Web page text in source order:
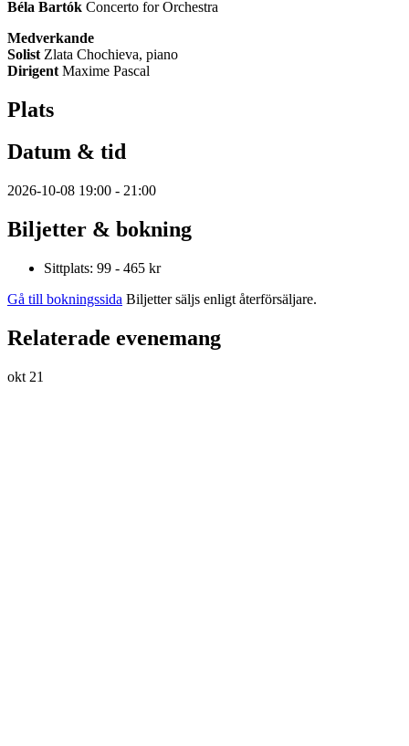
Béla Bartók Concerto for Orchestra
Medverkande
Solist Zlata Chochieva, piano
Dirigent Maxime Pascal
Plats
Datum & tid
2026-10-08 19:00 - 21:00
Biljetter & bokning
Sittplats: 99 - 465 kr
Gå till bokningssida Biljetter säljs enligt återförsäljare.
Relaterade evenemang
okt 21